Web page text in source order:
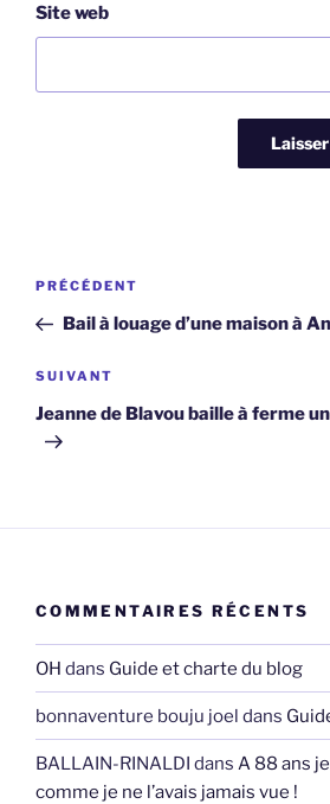
Site web
Navigation
l’article
Article
précédent
PRÉCÉDENT
Bail à louage d’une maison à
Article
suivant
SUIVANT
Jeanne de Blavou baille à ferme
COMMENTAIRES RÉCENTS
OH dans Guide et charte du blog
bonnaventure bouju joel dans
BALLAIN-RINALDI dans A 88 ans
comme je ne l’avais jamais vue !